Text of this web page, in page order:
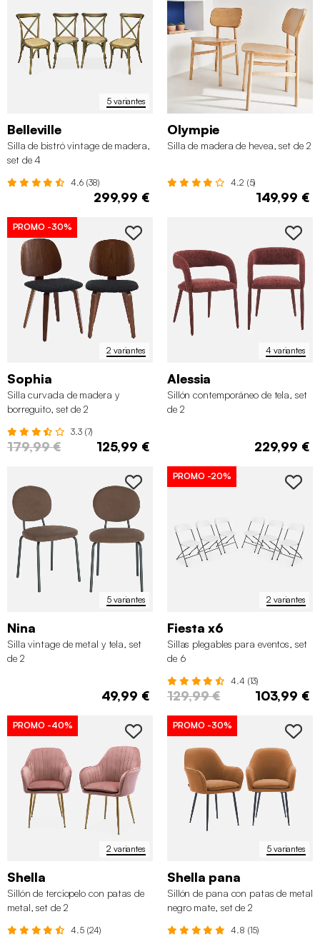
5 variantes
Belleville
Silla de bistró vintage de madera,
set de 4
4.6 (38)
299,99 €
Olympie
Silla de madera de hevea, set de 2
4.2 (5)
149,99 €
2 variantes
PROMO -30%
Sophia
Silla curvada de madera y
borreguito, set de 2
3.3 (7)
179,99 € 125,99 €
4 variantes
Alessia
Sillón contemporáneo de tela, set
de 2
229,99 €
5 variantes
Nina
Silla vintage de metal y tela, set
de 2
49,99 €
2 variantes
PROMO -20%
Fiesta x6
Sillas plegables para eventos, set
de 6
4.4 (13)
129,99 € 103,99 €
2 variantes
PROMO -40%
Shella
Sillón de terciopelo con patas de
metal, set de 2
4.5 (24)
5 variantes
PROMO -30%
Shella pana
Sillón de pana con patas de metal
negro mate, set de 2
4.8 (15)